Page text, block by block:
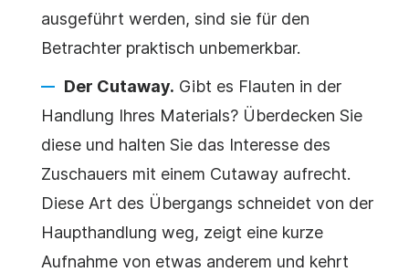
ausgeführt werden, sind sie für den
Betrachter praktisch unbemerkbar.
Der Cutaway. Gibt es Flauten in der
Handlung Ihres Materials? Überdecken Sie
diese und halten Sie das Interesse des
Zuschauers mit einem Cutaway aufrecht.
Diese Art des Übergangs schneidet von der
Haupthandlung weg, zeigt eine kurze
Aufnahme von etwas anderem und kehrt